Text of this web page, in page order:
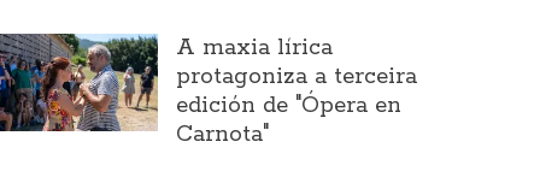
A maxia lírica
protagoniza a terceira
edición de "Ópera en
Carnota"